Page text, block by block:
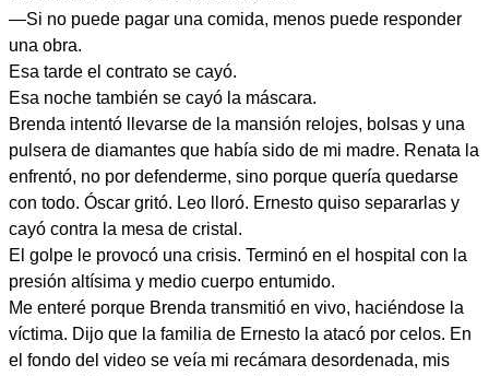
—Si no puede pagar una comida, menos puede responder
una obra.
Esa tarde el contrato se cayó.
Esa noche también se cayó la máscara.
Brenda intentó llevarse de la mansión relojes, bolsas y una
pulsera de diamantes que había sido de mi madre. Renata la
enfrentó, no por defenderme, sino porque quería quedarse
con todo. Óscar gritó. Leo lloró. Ernesto quiso separarlas y
cayó contra la mesa de cristal.
El golpe le provocó una crisis. Terminó en el hospital con la
presión altísima y medio cuerpo entumido.
Me enteré porque Brenda transmitió en vivo, haciéndose la
víctima. Dijo que la familia de Ernesto la atacó por celos. En
el fondo del video se veía mi recámara desordenada, mis